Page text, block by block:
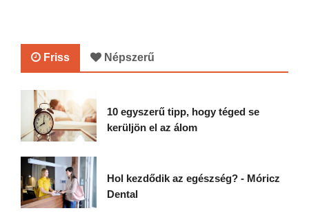
Friss Népszerű
10 egyszerű tipp, hogy téged se
kerüljön el az álom
Hol kezdődik az egészség? - Móricz
Dental